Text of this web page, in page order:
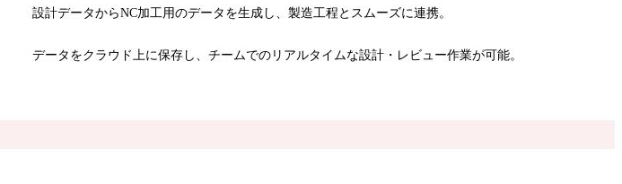
設計データからNC加工用のデータを生成し、製造工程とスムーズに連携。
データをクラウド上に保存し、チームでのリアルタイムな設計・レビュー作業が可能。